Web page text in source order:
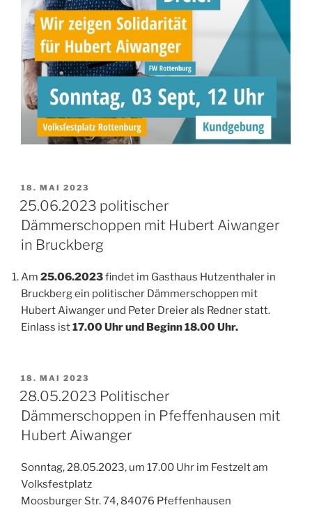
VERÖFFENTLICHT
AM
18. MAI 2023
25.06.2023 politischer
Dämmerschoppen mit Hubert Aiwanger
in Bruckberg
Am 25.06.2023findet im Gasthaus Hutzenthaler in
Bruckberg ein politischer Dämmerschoppen mit
Hubert Aiwanger und Peter Dreier als Redner statt.
Einlass ist17.00 Uhr und Beginn 18.00 Uhr.
VERÖFFENTLICHT
AM
18. MAI 2023
28.05.2023 Politischer
Dämmerschoppen in Pfeffenhausen mit
Hubert Aiwanger
Sonntag, 28.05.2023, um 17.00 Uhr im Festzelt am
Volksfestplatz
Moosburger Str. 74, 84076 Pfeffenhausen